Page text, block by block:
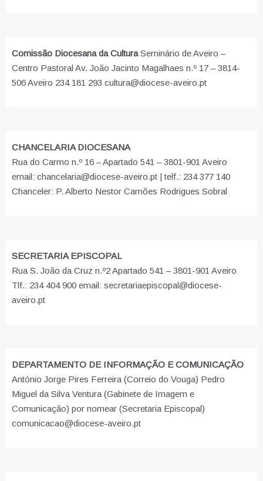
Comissão Diocesana da CulturaSeminário de Aveiro –
Centro Pastoral Av. João Jacinto Magalhaes n.º 17 – 3814-
506 Aveiro 234 181 293 cultura@diocese-aveiro.pt
CHANCELARIA DIOCESANA
Rua do Carmo n.º 16 – Apartado 541 – 3801-901 Aveiro
email: chancelaria@diocese-aveiro.pt | telf.: 234 377 140
Chanceler: P. Alberto Nestor Camões Rodrigues Sobral
SECRETARIA EPISCOPAL
Rua S. João da Cruz n.º2 Apartado 541 – 3801-901 Aveiro
Tlf.: 234 404 900 email: secretariaepiscopal@diocese-
aveiro.pt
DEPARTAMENTO DE INFORMAÇÃO E COMUNICAÇÃO
António Jorge Pires Ferreira (Correio do Vouga) Pedro
Miguel da Silva Ventura (Gabinete de Imagem e
Comunicação) por nomear (Secretaria Episcopal)
comunicacao@diocese-aveiro.pt